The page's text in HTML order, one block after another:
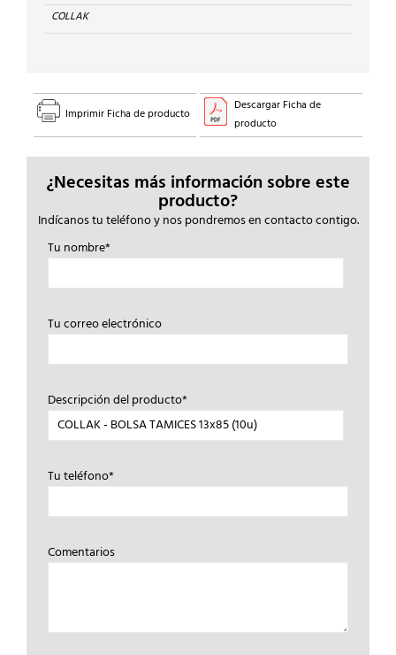
COLLAK
Imprimir Ficha de producto
Descargar Ficha de
producto
¿Necesitas más información sobre este
producto?
Indícanos tu teléfono y nos pondremos en contacto contigo.
Tu nombre*
Tu correo electrónico
Descripción del producto*
Tu teléfono*
Comentarios